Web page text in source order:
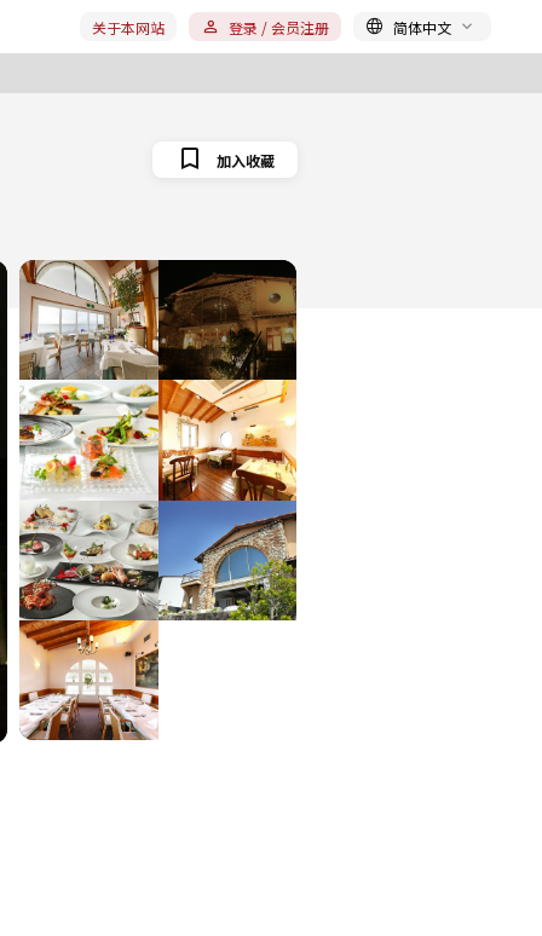
关于本网站 登录 / 会员注册 简体中文
加入收藏